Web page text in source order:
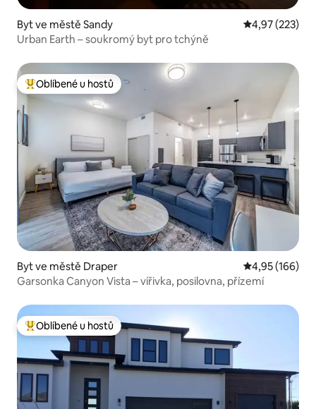
Byt ve městě Sandy Průměrné
4,97 (223)
Urban Earth – soukromý byt pro tchýně
Nejlepší v kategorii Oblíbené u hostů
Oblíbené u hostů
Byt ve městě Draper Průměrné
4,95 (166)
Garsonka Canyon Vista – vířivka, posilovna, přízemí
Nejlepší v kategorii Oblíbené u hostů
Oblíbené u hostů